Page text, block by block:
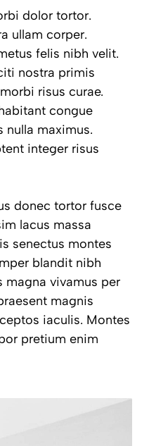
dolor tortor.
ullam corper.
felis nibh velit.
nostra primis
risus curae.
congue
nulla maximus.
integer risus
donec tortor fusce
lacus massa
senectus montes
blandit nibh
magna vivamus per
magnis
iaculis. Montes
pretium enim